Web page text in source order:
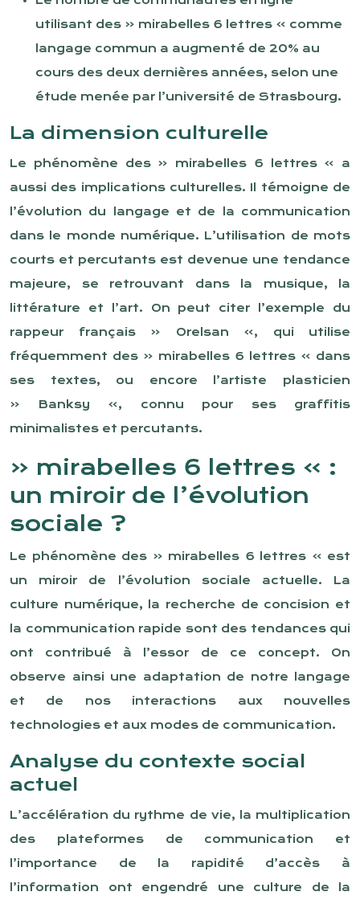
utilisant des « mirabelles 6 lettres » comme
langage commun a augmenté de 20% au
cours des deux dernières années, selon une
étude menée par l’université de Strasbourg.
La dimension culturelle
Le phénomène des « mirabelles 6 lettres » a
aussi des implications culturelles. Il témoigne de
l’évolution du langage et de la communication
dans le monde numérique. L’utilisation de mots
courts et percutants est devenue une tendance
majeure, se retrouvant dans la musique, la
littérature et l’art. On peut citer l’exemple du
rappeur français « Orelsan », qui utilise
fréquemment des « mirabelles 6 lettres » dans
ses textes, ou encore l’artiste plasticien
« Banksy », connu pour ses graffitis
minimalistes et percutants.
« mirabelles 6 lettres » :
un miroir de l’évolution
sociale ?
Le phénomène des « mirabelles 6 lettres » est
un miroir de l’évolution sociale actuelle. La
culture numérique, la recherche de concision et
la communication rapide sont des tendances qui
ont contribué à l’essor de ce concept. On
observe ainsi une adaptation de notre langage
et de nos interactions aux nouvelles
technologies et aux modes de communication.
Analyse du contexte social
actuel
L’accélération du rythme de vie, la multiplication
des plateformes de communication et
l’importance de la rapidité d’accès à
l’information ont engendré une culture de la